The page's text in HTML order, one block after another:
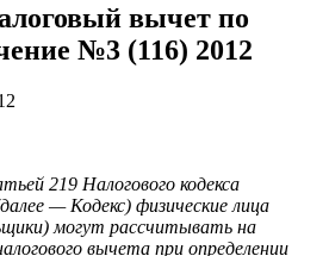
вычет по
№3 (116) 2012
219 Налогового кодекса
— Кодекс) физические лица
могут рассчитывать на
вычета при определении